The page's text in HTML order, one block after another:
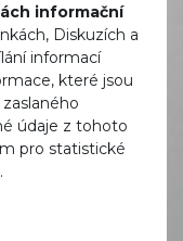
informační
Diskuzích a
informací
které jsou
údaje z tohoto
pro statistické